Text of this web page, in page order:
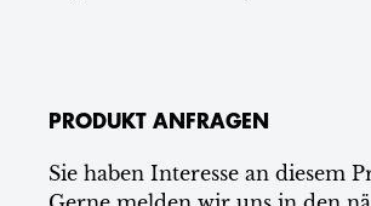
PRODUKT ANFRAGEN
Sie haben Interesse an diesem